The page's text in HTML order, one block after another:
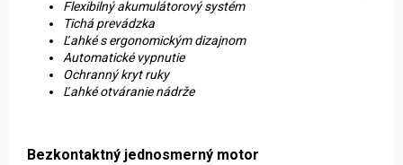
Flexibilný akumulátorový systém
Tichá prevádzka
Ľahké s ergonomickým dizajnom
Automatické vypnutie
Ochranný kryt ruky
Ľahké otváranie nádrže
Bezkontaktný jednosmerný motor